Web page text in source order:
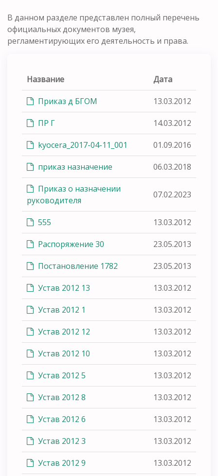
В данном разделе представлен полный перечень
официальных документов музея,
регламентирующих его деятельность и права.
Название Дата
Приказ д БГОМ 13.03.2012
ПР Г 14.03.2012
kyocera_2017-04-11_001 01.09.2016
приказ назначение 06.03.2018
Приказ о назначении
руководителя
07.02.2023
555 13.03.2012
Распоряжение 30 23.05.2013
Постановление 1782 23.05.2013
Устав 2012 13 13.03.2012
Устав 2012 1 13.03.2012
Устав 2012 12 13.03.2012
Устав 2012 10 13.03.2012
Устав 2012 5 13.03.2012
Устав 2012 8 13.03.2012
Устав 2012 6 13.03.2012
Устав 2012 3 13.03.2012
Устав 2012 9 13.03.2012